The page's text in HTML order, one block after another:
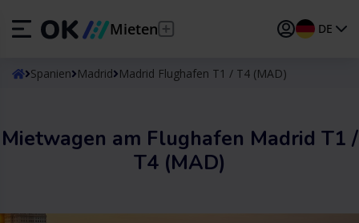
Mieten DE
ESEspañol
DEDeutsch
Spanien Madrid Madrid Flughafen T1 / T4 (MAD)
Mietwagen am Flughafen Madrid T1 /
T4 (MAD)